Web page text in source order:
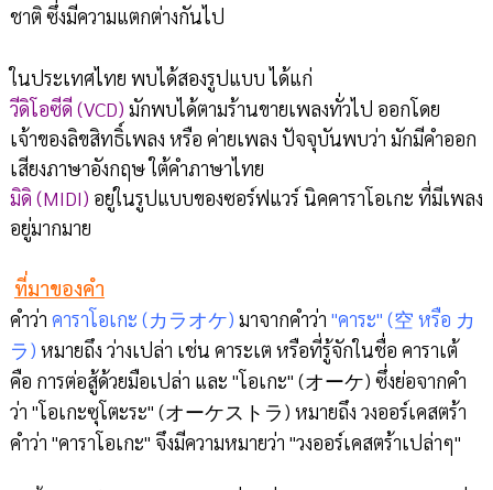
ชาติ ซึ่งมีความแตกต่างกันไป
ในประเทศไทย พบได้สองรูปแบบ ได้แก่
วีดิโอซีดี (VCD) มักพบได้ตามร้านขายเพลงทั่วไป ออกโดย
เจ้าของลิขสิทธิ์เพลง หรือ ค่ายเพลง ปัจจุบันพบว่า มักมีคำออก
เสียงภาษาอังกฤษ ใต้คำภาษาไทย
มิดิ (MIDI) อยู่ในรูปแบบของซอร์ฟแวร์ นิคคาราโอเกะ ที่มีเพลง
อยู่มากมาย
ที่มาของคำ
คำว่า คาราโอเกะ (カラオケ) มาจากคำว่า "คาระ" (空 หรือ カ
ラ) หมายถึง ว่างเปล่า เช่น คาระเต หรือที่รู้จักในชื่อ คาราเต้
คือ การต่อสู้ด้วยมือเปล่า และ "โอเกะ" (オーケ) ซึ่งย่อจากคำ
ว่า "โอเกะซุโตะระ" (オーケストラ) หมายถึง วงออร์เคสตร้า
คำว่า "คาราโอเกะ" จึงมีความหมายว่า "วงออร์เคสตร้าเปล่าๆ"